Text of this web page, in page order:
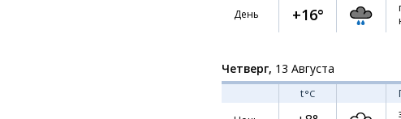
День +16°
Четверг, 13 Августа
t°C